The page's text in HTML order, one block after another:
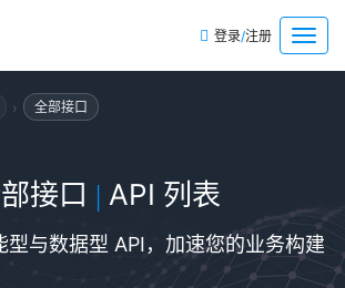
菜
单
登录/注册
› 全部接口
接口 | API 列表
型与数据型 API，加速您的业务构建